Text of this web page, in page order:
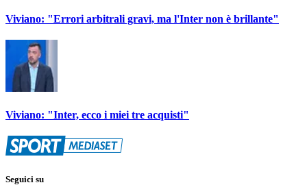
Viviano: "Errori arbitrali gravi, ma l'Inter non è brillante"
Viviano: "Inter, ecco i miei tre acquisti"
Seguici su